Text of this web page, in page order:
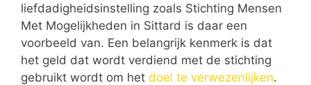
liefdadigheidsinstelling zoals Stichting Mensen
Met Mogelijkheden in Sittard is daar een
voorbeeld van. Een belangrijk kenmerk is dat
het geld dat wordt verdiend met de stichting
gebruikt wordt om het doel te verwezenlijken.